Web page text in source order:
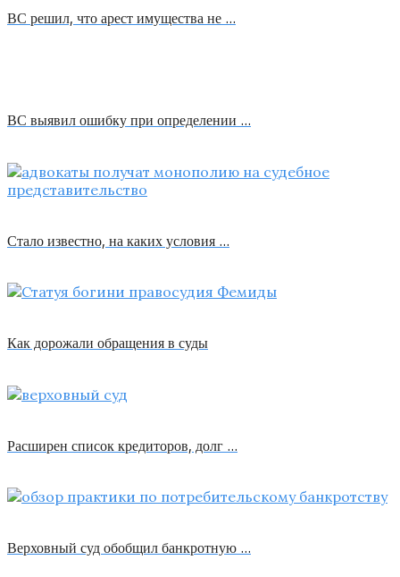
ВС решил, что арест имущества не …
ВС выявил ошибку при определении …
Стало известно, на каких условия …
Как дорожали обращения в суды
Расширен список кредиторов, долг …
Верховный суд обобщил банкротную …